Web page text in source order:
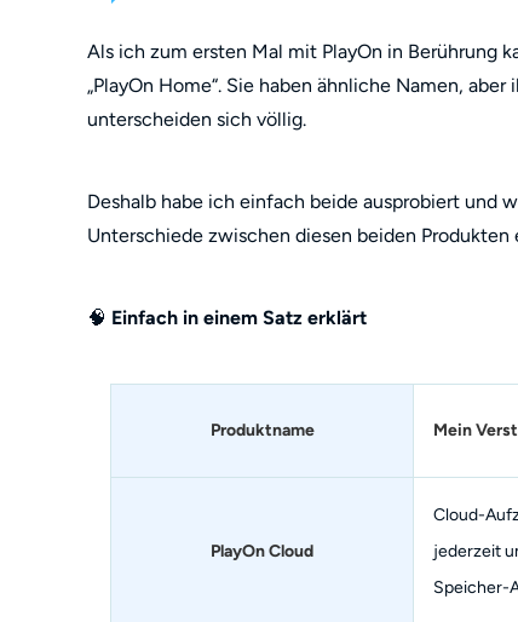
Als ich zum ersten Mal mit PlayOn in Berührung
„PlayOn Home“. Sie haben ähnliche Namen,
unterscheiden sich völlig.
Deshalb habe ich einfach beide ausprobiert und
Unterschiede zwischen diesen beiden Produkten
🧠 Einfach in einem Satz erklärt
Produktname Mein
PlayOn Cloud
Cloud-
jederzeit
Speicher-